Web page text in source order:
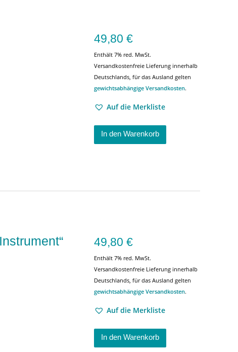
49,80 €
Enthält 7% red. MwSt.
Versandkostenfreie Lieferung innerhalb
Deutschlands, für das Ausland gelten
gewichtsabhängige Versandkosten.
Auf die Merkliste
In den Warenkorb
49,80 €
Enthält 7% red. MwSt.
Versandkostenfreie Lieferung innerhalb
Deutschlands, für das Ausland gelten
gewichtsabhängige Versandkosten.
Auf die Merkliste
In den Warenkorb